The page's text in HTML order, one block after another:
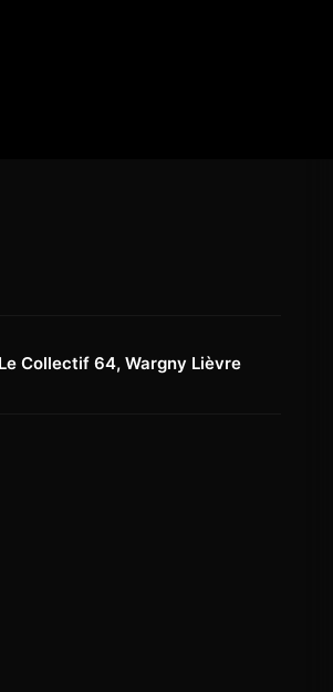
Collectif 64, Wargny Lièvre